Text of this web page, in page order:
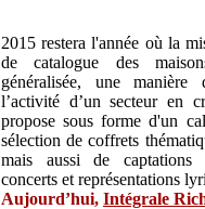
2015 restera l'année où la
de catalogue des
généralisée, une
l’activité d’un secteur en
propose sous forme d'un
sélection de coffrets
mais aussi de captations
concerts et représentations
Aujourd’hui, Intégrale